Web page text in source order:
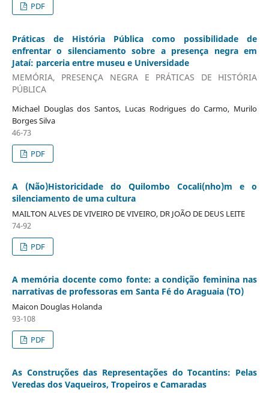
PDF
Práticas de História Pública como possibilidade de
enfrentar o silenciamento sobre a presença negra em
Jataí: parceria entre museu e Universidade
MEMÓRIA, PRESENÇA NEGRA E PRÁTICAS DE HISTÓRIA
PÚBLICA
Michael Douglas dos Santos, Lucas Rodrigues do Carmo, Murilo
Borges Silva
46-73
PDF
A (Não)Historicidade do Quilombo Cocali(nho)m e o
silenciamento de uma cultura
MAILTON ALVES DE VIVEIRO DE VIVEIRO, DR JOÃO DE DEUS LEITE
74-92
PDF
A memória docente como fonte: a condição feminina nas
narrativas de professoras em Santa Fé do Araguaia (TO)
Maicon Douglas Holanda
93-108
PDF
As Construções das Representações do Tocantins: Pelas
Veredas dos Vaqueiros, Tropeiros e Camaradas